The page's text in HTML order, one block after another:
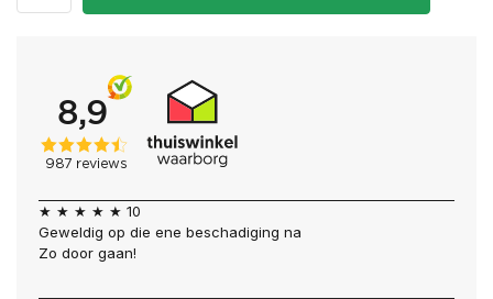
★ ★ ★ ★ ★ 10
Geweldig op die ene beschadiging na
Zo door gaan!